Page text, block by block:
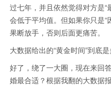
过七年，并且依然觉得对方是
会低于平均值。但如果你只是“
果断放手，否则后面更痛苦。
大数据给出的“黄金时间”到底是
好了，绕了一大圈，现在来回
婚最合适？根据我翻的大数